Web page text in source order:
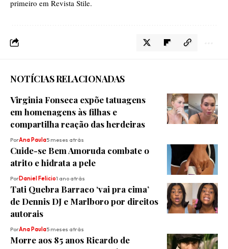
primeiro em Revista Stile.
NOTÍCIAS RELACIONADAS
Virginia Fonseca expõe tatuagens
em homenagens às filhas e
compartilha reação das herdeiras
PorAna Paula5 meses atrás
Cuide-se Bem Amoruda combate o
atrito e hidrata a pele
PorDaniel Felicio1 ano atrás
Tati Quebra Barraco ‘vai pra cima’
de Dennis DJ e Marlboro por direitos
autorais
PorAna Paula5 meses atrás
Morre aos 85 anos Ricardo de